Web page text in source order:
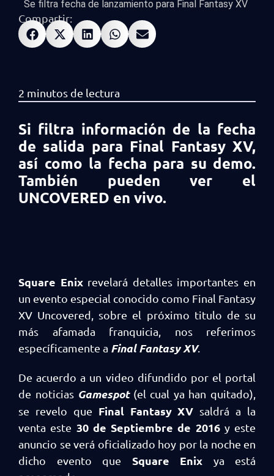
Se filtra fecha de lanzamiento para Final Fantasy XV
Compartir:
Si filtra información de la fecha
de salida para Final Fantasy XV,
así como la fecha para su demo.
También pueden ver el
UNCOVERED en vivo.
Square Enixrevelará detalles importantes en
un evento especial conocido como Final Fantasy
XV Uncovered, sobre el próximo titulo de su
más afamada franquicia, nos referimos
específicamente a Final Fantasy XV.
De acuerdo a un video difundido por el portal
de noticias Gamespot(el cual ya han quitado),
se revelo que Final Fantasy XV saldrá a la
venta este 30 de Septiembre de 2016y este
anuncio se verá oficializado hoy por la noche en
dicho evento que Square Enix ya está